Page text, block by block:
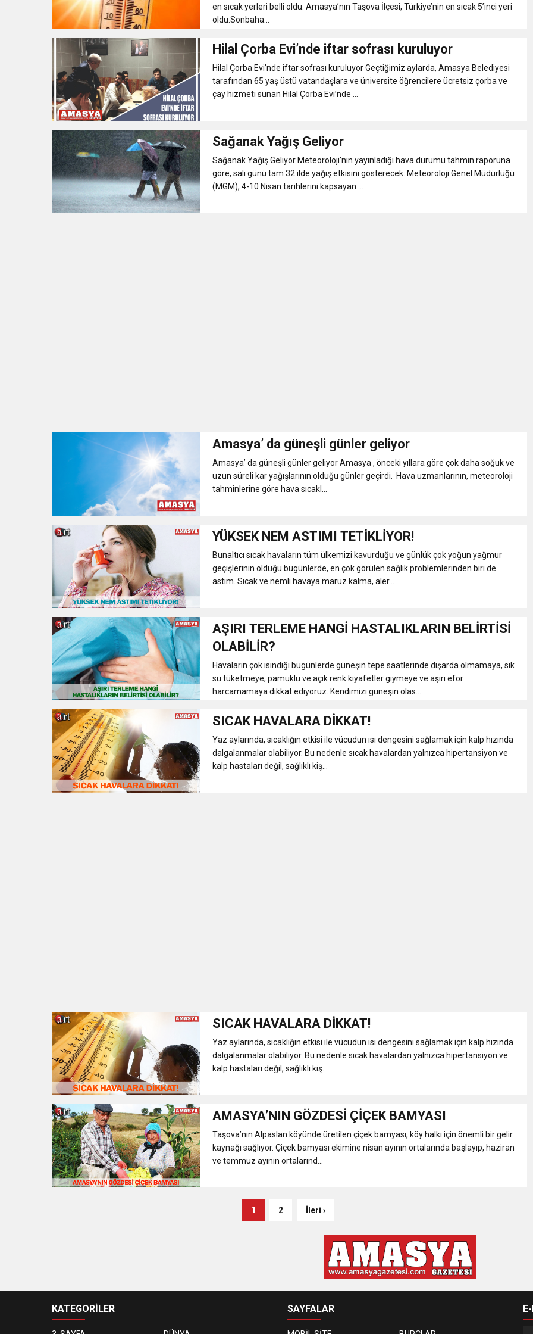
en sıcak yerleri belli oldu. Amasya’nın Taşova İlçesi, Türkiye’nin en sıcak 5’inci yeri
oldu.Sonbaha...
Hilal Çorba Evi’nde iftar sofrası kuruluyor
Hilal Çorba Evi’nde iftar sofrası kuruluyor Geçtiğimiz aylarda, Amasya Belediyesi
tarafından 65 yaş üstü vatandaşlara ve üniversite öğrencilere ücretsiz çorba ve
çay hizmeti sunan Hilal Çorba Evi’nde ...
Sağanak Yağış Geliyor
Sağanak Yağış Geliyor Meteoroloji’nin yayınladığı hava durumu tahmin raporuna
göre, salı günü tam 32 ilde yağış etkisini gösterecek. Meteoroloji Genel Müdürlüğü
(MGM), 4-10 Nisan tarihlerini kapsayan ...
Amasya’ da güneşli günler geliyor
Amasya’ da güneşli günler geliyor Amasya , önceki yıllara göre çok daha soğuk ve
uzun süreli kar yağışlarının olduğu günler geçirdi. Hava uzmanlarının, meteoroloji
tahminlerine göre hava sıcakl...
YÜKSEK NEM ASTIMI TETİKLİYOR!
Bunaltıcı sıcak havaların tüm ülkemizi kavurduğu ve günlük çok yoğun yağmur
geçişlerinin olduğu bugünlerde, en çok görülen sağlık problemlerinden biri de
astım. Sıcak ve nemli havaya maruz kalma, aler...
AŞIRI TERLEME HANGİ HASTALIKLARIN BELİRTİSİ
OLABİLİR?
Havaların çok ısındığı bugünlerde güneşin tepe saatlerinde dışarda olmamaya, sık
su tüketmeye, pamuklu ve açık renk kıyafetler giymeye ve aşırı efor
harcamamaya dikkat ediyoruz. Kendimizi güneşin olas...
SICAK HAVALARA DİKKAT!
Yaz aylarında, sıcaklığın etkisi ile vücudun ısı dengesini sağlamak için kalp hızında
dalgalanmalar olabiliyor. Bu nedenle sıcak havalardan yalnızca hipertansiyon ve
kalp hastaları değil, sağlıklı kiş...
SICAK HAVALARA DİKKAT!
Yaz aylarında, sıcaklığın etkisi ile vücudun ısı dengesini sağlamak için kalp hızında
dalgalanmalar olabiliyor. Bu nedenle sıcak havalardan yalnızca hipertansiyon ve
kalp hastaları değil, sağlıklı kiş...
AMASYA’NIN GÖZDESİ ÇİÇEK BAMYASI
Taşova’nın Alpaslan köyünde üretilen çiçek bamyası, köy halkı için önemli bir gelir
kaynağı sağlıyor. Çiçek bamyası ekimine nisan ayının ortalarında başlayıp, haziran
ve temmuz ayının ortalarınd...
1 2 İleri ›
KATEGORİLER SAYFALAR